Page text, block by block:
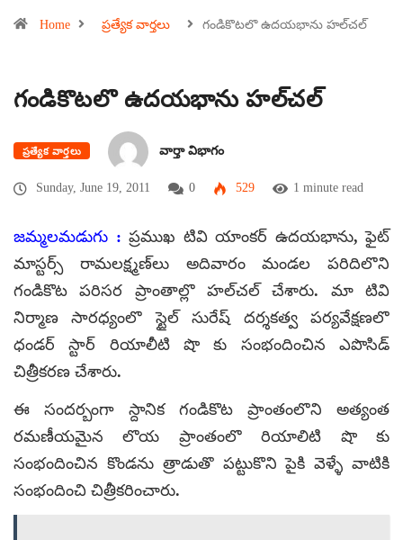
Home ప్రత్యేక వార్తలు గండికొటలొ ఉదయభాను హల్‌చల్‌
గండికొటలొ ఉదయభాను హల్‌చల్‌
ప్రత్యేక వార్తలు వార్తా విభాగం
Sunday, June 19, 2011 0 529 1 minute read
జమ్మలమడుగు : ప్రముఖ టివి యాంకర్‌ ఉదయభాను, ఫైట్‌
మాస్టర్స్‌ రామలక్ష్మణ్‌లు అదివారం మండల పరిదిలొని
గండికొట పరిసర ప్రాంతాల్లొ హల్‌చల్‌ చేశారు. మా టివి
నిర్మాణ సారధ్యంలొ స్టైల్‌ సురేష్‌ దర్శకత్వ పర్యవేక్షణలొ
ధండర్‌ స్టార్‌ రియాలీటి షొ కు సంభందించిన ఎపొసిడ్‌
చిత్రీకరణ చేశారు.
ఈ సందర్బంగా స్దానిక గండికొట ప్రాంతంలొని అత్యంత
రమణీయమైన లొయ ప్రాంతంలొ రియాలిటి షొ కు
సంభందించిన కొండను త్రాడుతొ పట్టుకొని పైకి వెళ్ళే వాటికి
సంభందించి చిత్రీకరించారు.